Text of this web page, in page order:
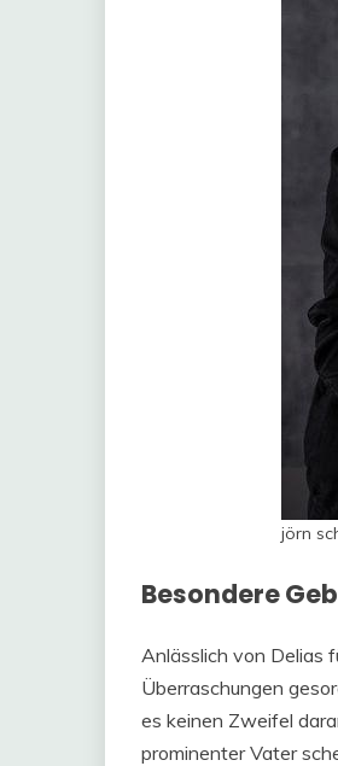
jörn
Besondere
Anlässlich von Delias
Überraschungen
es keinen Zweifel
prominenter Vater